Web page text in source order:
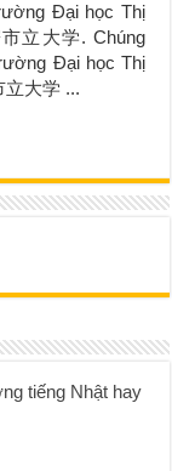
Đại học Thị
立大学. Chúng
Đại học Thị
立大学 ...
tiếng Nhật hay